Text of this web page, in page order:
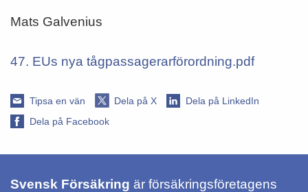
Mats Galvenius
47. EUs nya tågpassagerarförordning.pdf
Tipsa en vän Dela på X
Dela på LinkedIn
Dela på Facebook
Svensk Försäkring är försäkringsföretagens